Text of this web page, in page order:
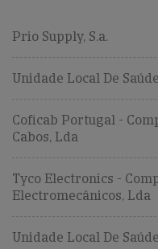
Prio Supply, S.a.
Unidade Local De
Coficab Portugal -
Cabos, Lda
Tyco Electronics -
Electromecânicos, Lda
Unidade Local De